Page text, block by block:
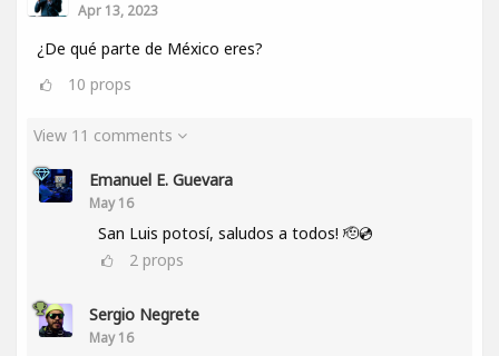
Apr 13, 2023
¿De qué parte de México eres?
10 props
View 11 comments
Emanuel E. Guevara
May 16
San Luis potosí, saludos a todos! 🫡💿
2 props
Sergio Negrete
May 16